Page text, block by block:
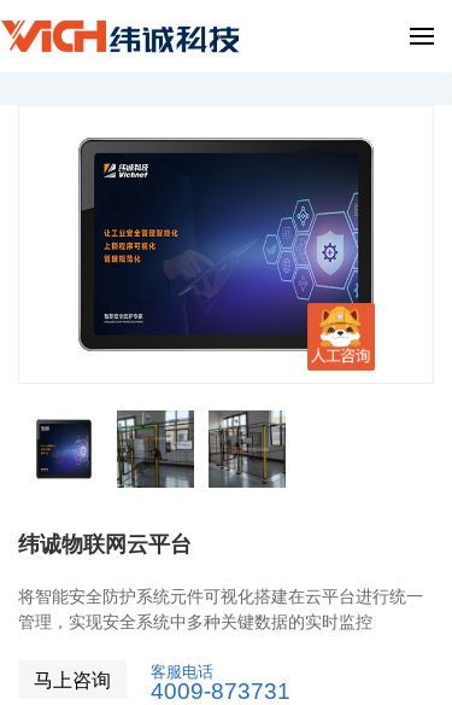
纬诚物联网云平台
将智能安全防护系统元件可视化搭建在云平台进行统一
管理，实现安全系统中多种关键数据的实时监控
马上咨询 客服电话
4009-873731